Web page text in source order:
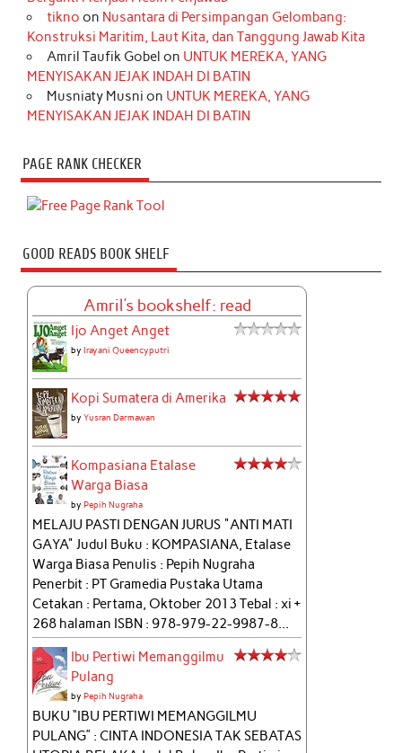
tikno on Nusantara di Persimpangan Gelombang:
Konstruksi Maritim, Laut Kita, dan Tanggung Jawab Kita
Amril Taufik Gobel on UNTUK MEREKA, YANG
MENYISAKAN JEJAK INDAH DI BATIN
Musniaty Musni on UNTUK MEREKA, YANG
MENYISAKAN JEJAK INDAH DI BATIN
PAGE RANK CHECKER
GOOD READS BOOK SHELF
Amril's bookshelf: read
Ijo Anget Anget
byIrayani Queencyputri
Kopi Sumatera di Amerika
byYusran Darmawan
Kompasiana Etalase
Warga Biasa
byPepih Nugraha
MELAJU PASTI DENGAN JURUS "ANTI MATI
GAYA" Judul Buku : KOMPASIANA, Etalase
Warga Biasa Penulis : Pepih Nugraha
Penerbit : PT Gramedia Pustaka Utama
Cetakan : Pertama, Oktober 2013 Tebal : xi +
268 halaman ISBN : 978-979-22-9987-8...
Ibu Pertiwi Memanggilmu
Pulang
byPepih Nugraha
BUKU “IBU PERTIWI MEMANGGILMU
PULANG” : CINTA INDONESIA TAK SEBATAS